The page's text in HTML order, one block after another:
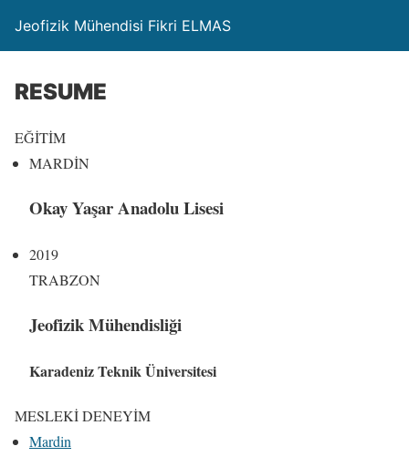
Jeofizik Mühendisi Fikri ELMAS
RESUME
EĞİTİM
MARDİN
Okay Yaşar Anadolu Lisesi
2019
TRABZON
Jeofizik Mühendisliği
Karadeniz Teknik Üniversitesi
MESLEKİ DENEYİM
Mardin